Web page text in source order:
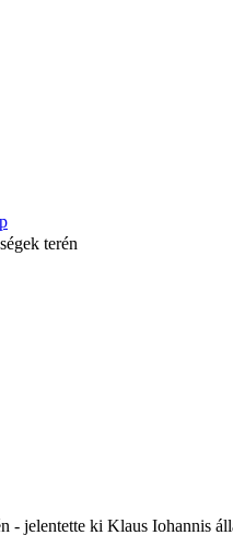
terén
- jelentette ki Klaus Iohannis